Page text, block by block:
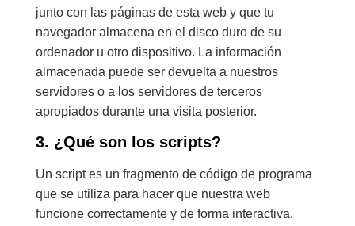
junto con las páginas de esta web y que tu
navegador almacena en el disco duro de su
ordenador u otro dispositivo. La información
almacenada puede ser devuelta a nuestros
servidores o a los servidores de terceros
apropiados durante una visita posterior.
3. ¿Qué son los scripts?
Un script es un fragmento de código de programa
que se utiliza para hacer que nuestra web
funcione correctamente y de forma interactiva.